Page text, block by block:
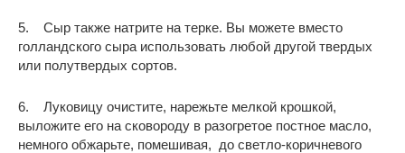
5. Сыр также натрите на терке. Вы можете вместо
голландского сыра использовать любой другой твердых
или полутвердых сортов.
6. Луковицу очистите, нарежьте мелкой крошкой,
выложите его на сковороду в разогретое постное масло,
немного обжарьте, помешивая, до светло-коричневого